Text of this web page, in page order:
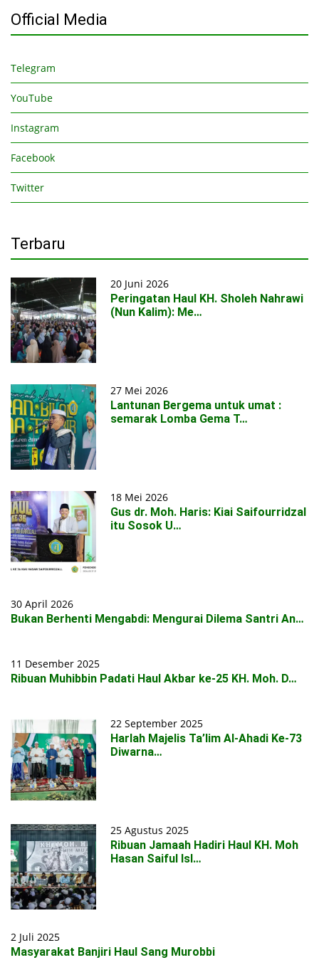
Official Media
Telegram
YouTube
Instagram
Facebook
Twitter
Terbaru
20 Juni 2026
Peringatan Haul KH. Sholeh Nahrawi
(Nun Kalim): Me…
27 Mei 2026
Lantunan Bergema untuk umat :
semarak Lomba Gema T…
18 Mei 2026
Gus dr. Moh. Haris: Kiai Saifourridzal
itu Sosok U…
30 April 2026
Bukan Berhenti Mengabdi: Mengurai Dilema Santri An…
11 Desember 2025
Ribuan Muhibbin Padati Haul Akbar ke-25 KH. Moh. D…
22 September 2025
Harlah Majelis Ta’lim Al-Ahadi Ke-73
Diwarna…
25 Agustus 2025
Ribuan Jamaah Hadiri Haul KH. Moh
Hasan Saiful Isl…
2 Juli 2025
Masyarakat Banjiri Haul Sang Murobbi